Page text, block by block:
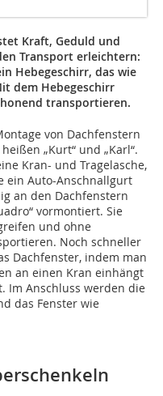
Kraft, Geduld und
Transport erleichtern:
Hebegeschirr, das wie
dem Hebegeschirr
transportieren.
von Dachfenstern
„Kurt“ und „Karl“.
Kran- und Tragelasche,
ein Auto-Anschnallgurt
an den Dachfenstern
vormontiert. Sie
und ohne
Noch schneller
Dachfenster, indem man
an einen Kran einhängt
Im Anschluss werden die
das Fenster wie